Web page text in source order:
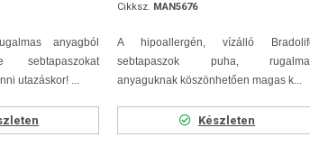
anyagból
sebtapaszokat
utazáskor! ...
Cikksz. MAN5676
A hipoallergén, vízálló
sebtapaszok puha,
anyaguknak köszönhetően magas k...
Készleten